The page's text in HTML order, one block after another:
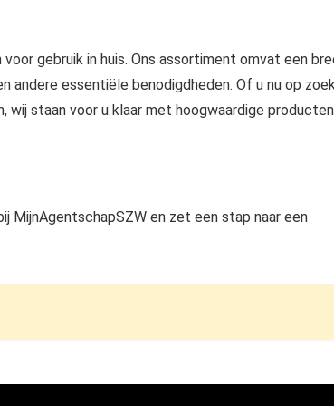
gebruik in huis. Ons assortiment omvat een
andere essentiële benodigdheden. Of u nu op
staan voor u klaar met hoogwaardige
MijnAgentschapSZW en zet een stap naar een